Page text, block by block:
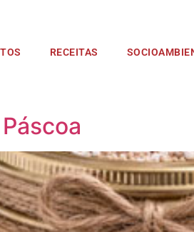
RECEITAS
fácil aplicação. Pode ser
cupcakes, pizzas, etc… A